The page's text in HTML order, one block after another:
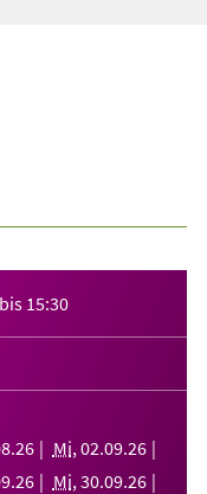
bis 15:30
.26 Mi, 02.09.26
.26 Mi, 30.09.26